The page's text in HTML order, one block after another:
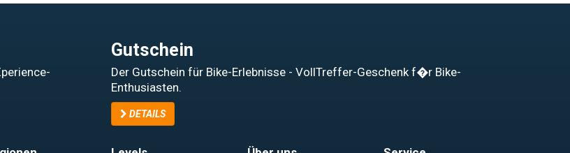
Gutschein
Der Gutschein für Bike-Erlebnisse - VollTreffer-Geschenk f�r Bike-
Enthusiasten.
DETAILS